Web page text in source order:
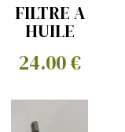
FILTRE A
HUILE
tested)
24.00 €